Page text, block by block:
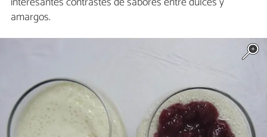
amargos.